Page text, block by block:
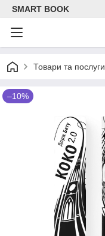
SMART BOOK
Товари та послуги
–10%